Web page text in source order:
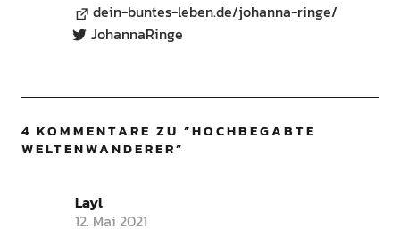
dein-buntes-leben.de/johanna-ringe/
JohannaRinge
4 KOMMENTARE ZU “HOCHBEGABTE
WELTENWANDERER”
Layl
12. Mai 2021